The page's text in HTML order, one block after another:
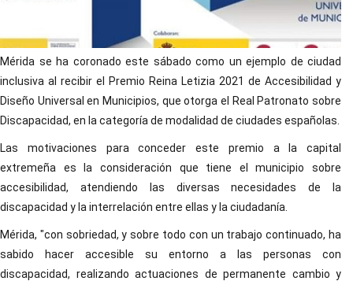
Mérida se ha coronado este sábado como un ejemplo de ciudad
inclusiva al recibir el Premio Reina Letizia 2021 de Accesibilidad y
Diseño Universal en Municipios, que otorga el Real Patronato sobre
Discapacidad, en la categoría de modalidad de ciudades españolas.
Las motivaciones para conceder este premio a la capital
extremeña es la consideración que tiene el municipio sobre
accesibilidad, atendiendo las diversas necesidades de la
discapacidad y la interrelación entre ellas y la ciudadanía.
Mérida, "con sobriedad, y sobre todo con un trabajo continuado, ha
sabido hacer accesible su entorno a las personas con
discapacidad, realizando actuaciones de permanente cambio y